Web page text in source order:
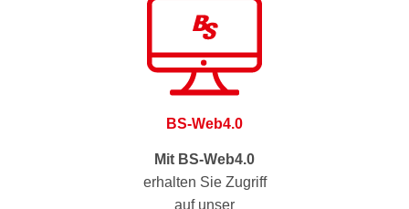
BS-Web4.0
Mit BS-Web4.0
erhalten Sie Zugriff
auf unser